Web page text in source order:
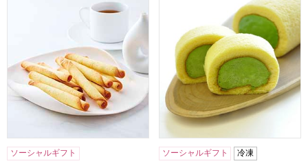
東京風月堂 パピヨットL(32本入)[PL]【年間ギフト】
ソーシャルギフト
京都宇治 茶游堂 濃茶ロール
ソーシャルギフト 冷凍